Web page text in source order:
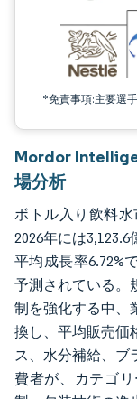
*免責事項:主要選
Mordor
場分析
ボトル入り飲料水
2026年には
平均成長率6.72%
予測されている。
制を強化する中、
換し、平均販売価
ス、水分補給、ブ
費者が、カテゴ